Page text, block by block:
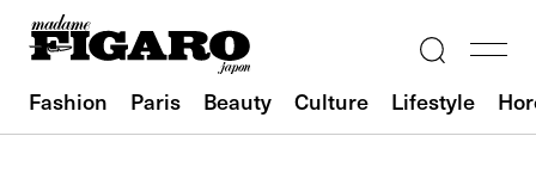
Fashion Paris Beauty Culture Lifestyle